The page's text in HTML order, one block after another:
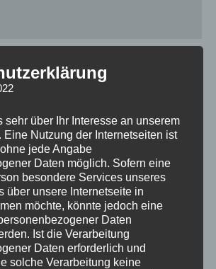
JR3
18
40
Einteilig gegossen
JR WHEELS
5×114.3
sehr über Ihr Interesse an unserem
Eine Nutzung der Internetseiten ist
jede Angabe
Daten möglich. Sofern eine
besondere Services unseres
über unsere Internetseite in
möchte, könnte jedoch eine
Daten
Ist die Verarbeitung
Daten erforderlich und
solche Verarbeitung keine